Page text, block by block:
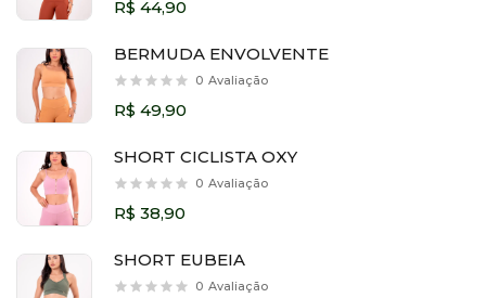
R$ 44,90
BERMUDA ENVOLVENTE
0 Avaliação
R$ 49,90
SHORT CICLISTA OXY
0 Avaliação
R$ 38,90
SHORT EUBEIA
0 Avaliação